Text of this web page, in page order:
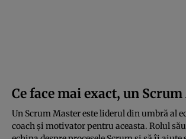
Ce face mai exact, un
Un Scrum Master este liderul din umbră al
coach și motivator pentru aceasta. Rolul său